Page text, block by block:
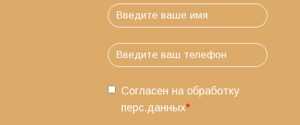
Согласен на обработку
перс.данных*